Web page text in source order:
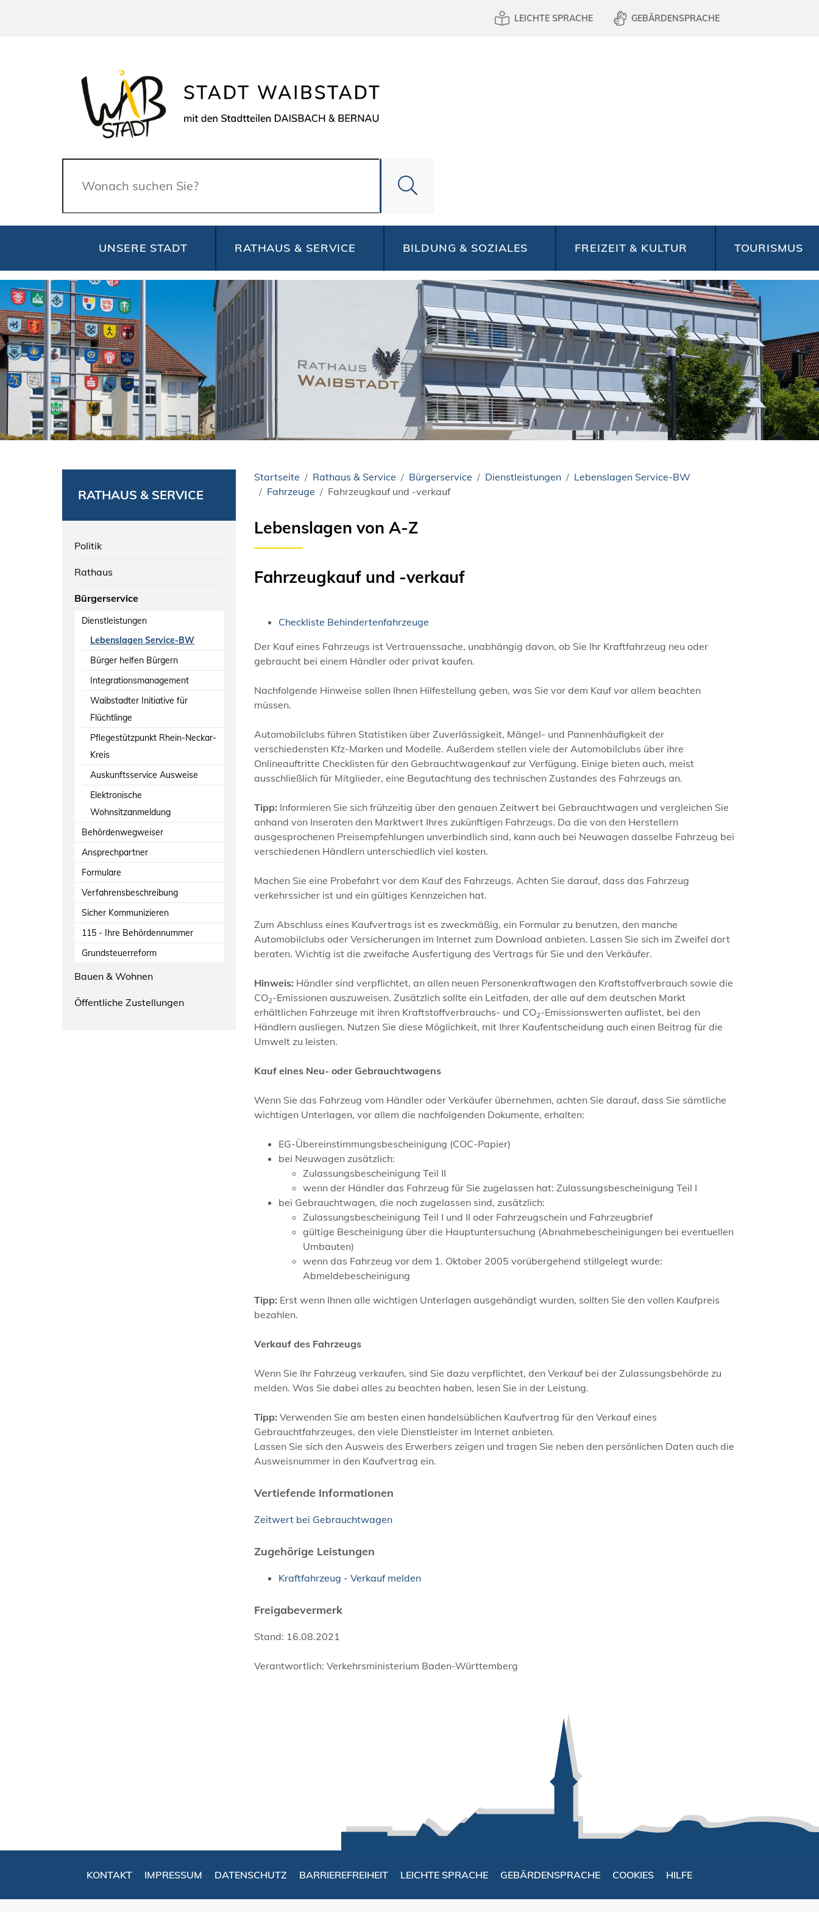
LEICHTE SPRACHE GEBÄRDENSPRACHE
Suche
UNSERE STADT RATHAUS & SERVICE BILDUNG & SOZIALES FREIZEIT & KULTUR TOURISMUS
RATHAUS & SERVICE
Politik
Rathaus
Bürgerservice
Dienstleistungen
Lebenslagen Service-BW
Bürger helfen Bürgern
Integrationsmanagement
Waibstadter Initiative für
Flüchtlinge
Pflegestützpunkt Rhein-Neckar-
Kreis
Auskunftsservice Ausweise
Elektronische
Wohnsitzanmeldung
Behördenwegweiser
Ansprechpartner
Formulare
Verfahrensbeschreibung
Sicher Kommunizieren
115 - Ihre Behördennummer
Grundsteuerreform
Bauen & Wohnen
Öffentliche Zustellungen
Startseite Rathaus & Service Bürgerservice Dienstleistungen
Lebenslagen Service-BW
Fahrzeuge
Fahrzeugkauf und -verkauf
Lebenslagen von A-Z
Fahrzeugkauf und -verkauf
Checkliste Behindertenfahrzeuge
Der Kauf eines Fahrzeugs ist Vertrauenssache, unabhängig davon, ob Sie Ihr Kraftfahrzeug neu oder
gebraucht bei einem Händler oder privat kaufen.
Nachfolgende Hinweise sollen Ihnen Hilfestellung geben, was Sie vor dem Kauf vor allem beachten
müssen.
Automobilclubs führen Statistiken über Zuverlässigkeit, Mängel- und Pannenhäufigkeit der
verschiedensten Kfz-Marken und Modelle. Außerdem stellen viele der Automobilclubs über ihre
Onlineauftritte Checklisten für den Gebrauchtwagenkauf zur Verfügung. Einige bieten auch, meist
ausschließlich für Mitglieder, eine Begutachtung des technischen Zustandes des Fahrzeugs an.
Tipp: Informieren Sie sich frühzeitig über den genauen Zeitwert bei Gebrauchtwagen und vergleichen Sie
anhand von Inseraten den Marktwert Ihres zukünftigen Fahrzeugs. Da die von den Herstellern
ausgesprochenen Preisempfehlungen unverbindlich sind, kann auch bei Neuwagen dasselbe Fahrzeug bei
verschiedenen Händlern unterschiedlich viel kosten.
Machen Sie eine Probefahrt vor dem Kauf des Fahrzeugs. Achten Sie darauf, dass das Fahrzeug
verkehrssicher ist und ein gültiges Kennzeichen hat.
Zum Abschluss eines Kaufvertrags ist es zweckmäßig, ein Formular zu benutzen, den manche
Automobilclubs oder Versicherungen im Internet zum Download anbieten. Lassen Sie sich im Zweifel dort
beraten. Wichtig ist die zweifache Ausfertigung des Vertrags für Sie und den Verkäufer.
Hinweis: Händler sind verpflichtet, an allen neuen Personenkraftwagen den Kraftstoffverbrauch sowie die
CO2-Emissionen auszuweisen. Zusätzlich sollte ein Leitfaden, der alle auf dem deutschen Markt
erhältlichen Fahrzeuge mit ihren Kraftstoffverbrauchs- und CO2-Emissionswerten auflistet, bei den
Händlern ausliegen. Nutzen Sie diese Möglichkeit, mit Ihrer Kaufentscheidung auch einen Beitrag für die
Umwelt zu leisten.
Kauf eines Neu- oder Gebrauchtwagens
Wenn Sie das Fahrzeug vom Händler oder Verkäufer übernehmen, achten Sie darauf, dass Sie sämtliche
wichtigen Unterlagen, vor allem die nachfolgenden Dokumente, erhalten:
EG-Übereinstimmungsbescheinigung (COC-Papier)
bei Neuwagen zusätzlich:
Zulassungsbescheinigung Teil II
wenn der Händler das Fahrzeug für Sie zugelassen hat: Zulassungsbescheinigung Teil I
bei Gebrauchtwagen, die noch zugelassen sind, zusätzlich:
Zulassungsbescheinigung Teil I und II oder Fahrzeugschein und Fahrzeugbrief
gültige Bescheinigung über die Hauptuntersuchung (Abnahmebescheinigungen bei eventuellen
Umbauten)
wenn das Fahrzeug vor dem 1. Oktober 2005 vorübergehend stillgelegt wurde:
Abmeldebescheinigung
Tipp: Erst wenn Ihnen alle wichtigen Unterlagen ausgehändigt wurden, sollten Sie den vollen Kaufpreis
bezahlen.
Verkauf des Fahrzeugs
Wenn Sie Ihr Fahrzeug verkaufen, sind Sie dazu verpflichtet, den Verkauf bei der Zulassungsbehörde zu
melden. Was Sie dabei alles zu beachten haben, lesen Sie in der Leistung.
Tipp: Verwenden Sie am besten einen handelsüblichen Kaufvertrag für den Verkauf eines
Gebrauchtfahrzeuges, den viele Dienstleister im Internet anbieten.
Lassen Sie sich den Ausweis des Erwerbers zeigen und tragen Sie neben den persönlichen Daten auch die
Ausweisnummer in den Kaufvertrag ein.
Vertiefende Informationen
Zeitwert bei Gebrauchtwagen
Zugehörige Leistungen
Kraftfahrzeug - Verkauf melden
Freigabevermerk
Stand: 16.08.2021
Verantwortlich: Verkehrsministerium Baden-Württemberg
KONTAKT IMPRESSUM DATENSCHUTZ BARRIEREFREIHEIT LEICHTE SPRACHE GEBÄRDENSPRACHE COOKIES HILFE